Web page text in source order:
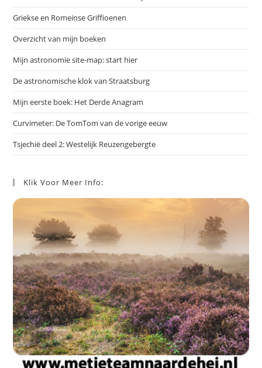
Griekse en Romeinse Griffioenen
Overzicht van mijn boeken
Mijn astronomie site-map: start hier
De astronomische klok van Straatsburg
Mijn eerste boek: Het Derde Anagram
Curvimeter: De TomTom van de vorige eeuw
Tsjechië deel 2: Westelijk Reuzengebergte
Klik Voor Meer Info: